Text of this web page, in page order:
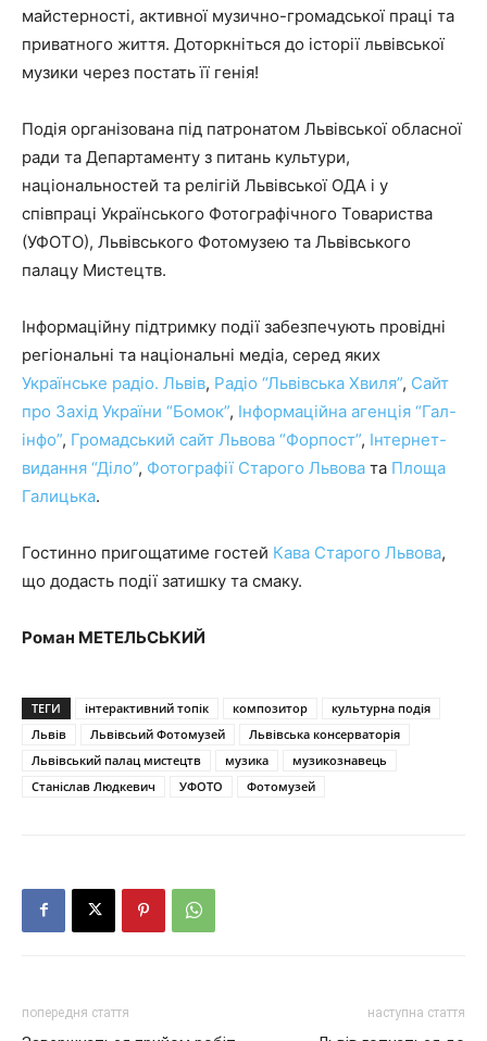
майстерності, активної музично-громадської праці та
приватного життя. Доторкніться до історії львівської
музики через постать її генія!
Подія організована під патронатом Львівської обласної
ради та Департаменту з питань культури,
національностей та релігій Львівської ОДА і у
співпраці Українського Фотографічного Товариства
(УФОТО), Львівського Фотомузею та Львівського
палацу Мистецтв.
Інформаційну підтримку події забезпечують провідні
регіональні та національні медіа, серед яких
Українське радіо. Львів, Радіо “Львівська Хвиля”, Сайт
про Захід України “Бомок”, Інформаційна агенція “Гал-
інфо”, Громадський сайт Львова “Форпост”, Інтернет-
видання “Діло”, Фотографії Старого Львова та Площа
Галицька.
Гостинно пригощатиме гостей Кава Старого Львова,
що додасть події затишку та смаку.
Роман МЕТЕЛЬСЬКИЙ
ТЕГИ інтерактивний топік композитор
культурна подія
Львів
Львівсьий Фотомузей
Львівська консерваторія
Львівський палац мистецтв
музика
музикознавець
Станіслав Людкевич
УФОТО Фотомузей
попередня стаття наступна стаття